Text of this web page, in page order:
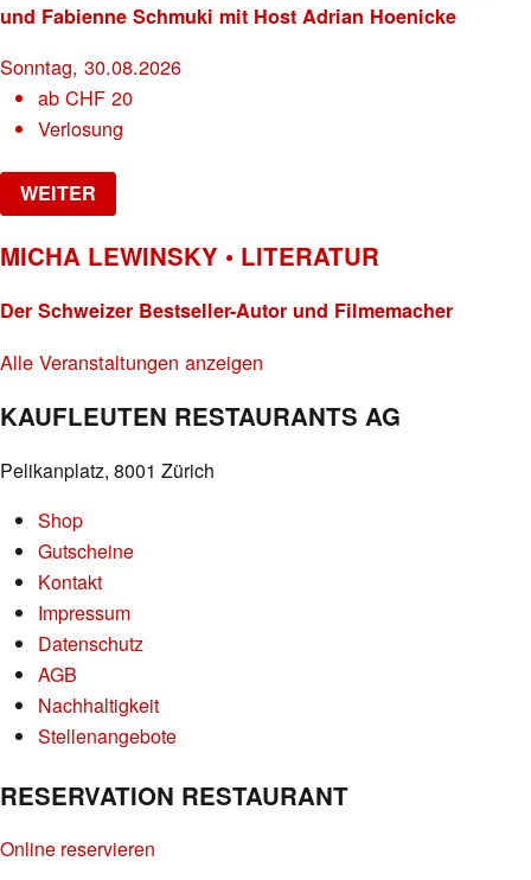
und Fabienne Schmuki mit Host Adrian Hoenicke
Sonntag, 30.08.2026
abCHF 20
Verlosung
WEITER
MICHA LEWINSKY • LITERATUR
Der Schweizer Bestseller-Autor und Filmemacher
Alle Veranstaltungen anzeigen
KAUFLEUTEN RESTAURANTS AG
Pelikanplatz, 8001 Zürich
Shop
Gutscheine
Kontakt
Impressum
Datenschutz
AGB
Nachhaltigkeit
Stellenangebote
RESERVATION RESTAURANT
Online reservieren